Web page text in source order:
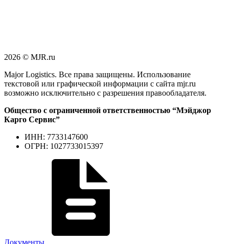
2026 © MJR.ru
Major Logistics. Все права защищены. Использование
текстовой или графической информации с сайта mjr.ru
возможно исключительно с разрешения правообладателя.
Общество с ограниченной ответственностью “Мэйджор
Карго Сервис”
ИНН: 7733147600
ОГРН: 1027733015397
Документы